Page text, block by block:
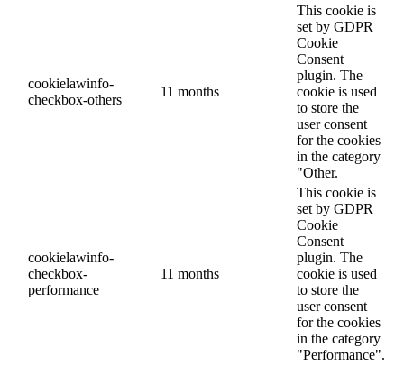
cookielawinfo-
checkbox-others
11 months
This cookie is
set by GDPR
Cookie
Consent
plugin. The
cookie is used
to store the
user consent
for the cookies
in the category
"Other.
cookielawinfo-
checkbox-
performance
11 months
This cookie is
set by GDPR
Cookie
Consent
plugin. The
cookie is used
to store the
user consent
for the cookies
in the category
"Performance".